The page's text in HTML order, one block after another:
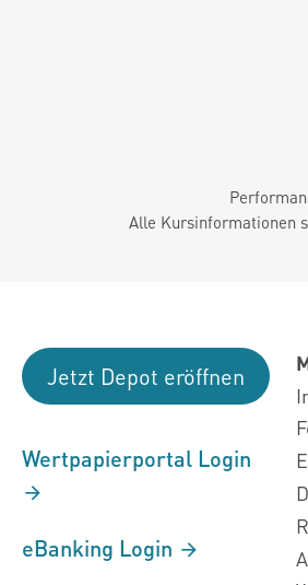
Alle Kursinformationen
Jetzt Depot eröffnen
Wertpapierportal Login
eBanking Login